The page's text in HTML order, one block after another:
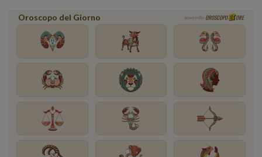
Oroscopo del Giorno powered by OROSCOPO ORE